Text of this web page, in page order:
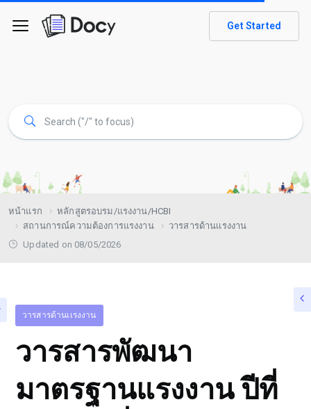
Get Started
หน้าแรก
หลักสูตรอบรม/แรงงาน/HCBI
สถานการณ์ความต้องการแรงงาน
วารสารด้านเเรงงาน
Updated on 08/05/2026
วารสารด้านเเรงงาน
วารสารพัฒนา
มาตรฐานแรงงาน ปีที่